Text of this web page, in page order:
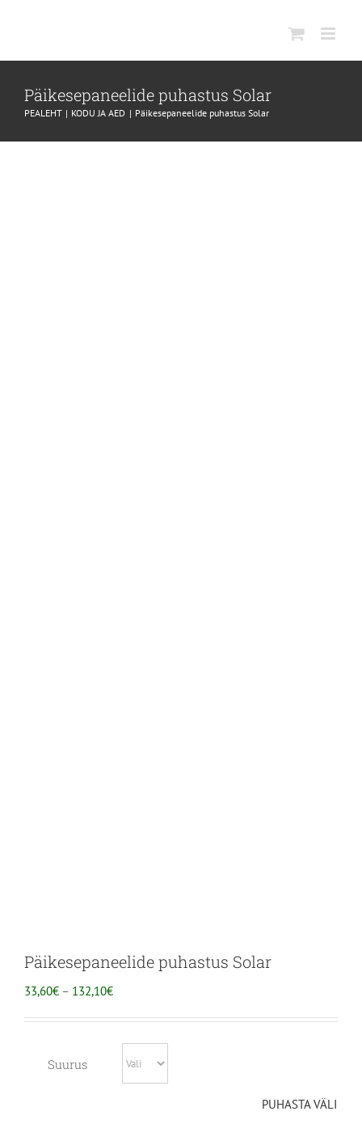
Päikesepaneelide puhastus Solar
PEALEHT KODU JA AED Päikesepaneelide puhastus Solar
Päikesepaneelide puhastus Solar
33,60€ – 132,10€HINNAVAHEMIK:
Suurus
PUHASTA VÄLI